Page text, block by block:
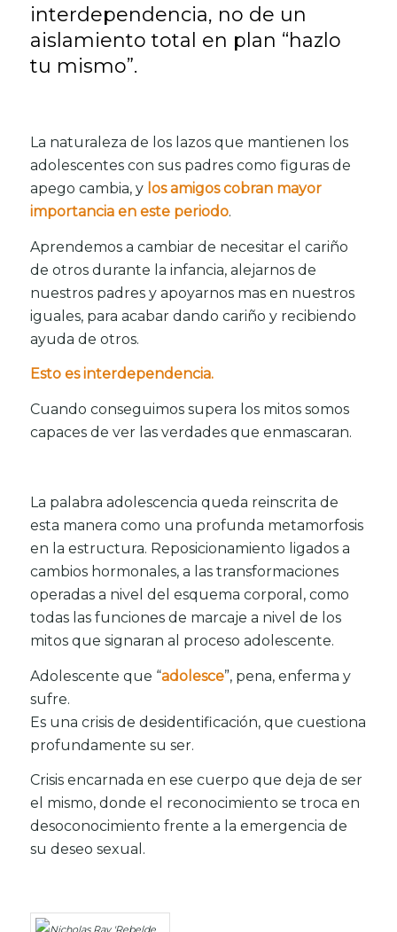
interdependencia, no de un
aislamiento total en plan “hazlo
tu mismo”.
La naturaleza de los lazos que mantienen los
adolescentes con sus padres como figuras de
apego cambia, y los amigos cobran mayor
importancia en este periodo.
Aprendemos a cambiar de necesitar el cariño
de otros durante la infancia, alejarnos de
nuestros padres y apoyarnos mas en nuestros
iguales, para acabar dando cariño y recibiendo
ayuda de otros.
Esto es interdependencia.
Cuando conseguimos supera los mitos somos
capaces de ver las verdades que enmascaran.
La palabra adolescencia queda reinscrita de
esta manera como una profunda metamorfosis
en la estructura. Reposicionamiento ligados a
cambios hormonales, a las transformaciones
operadas a nivel del esquema corporal, como
todas las funciones de marcaje a nivel de los
mitos que signaran al proceso adolescente.
Adolescente que “adolesce”, pena, enferma y
sufre.
Es una crisis de desidentificación, que cuestiona
profundamente su ser.
Crisis encarnada en ese cuerpo que deja de ser
el mismo, donde el reconocimiento se troca en
desoconocimiento frente a la emergencia de
su deseo sexual.